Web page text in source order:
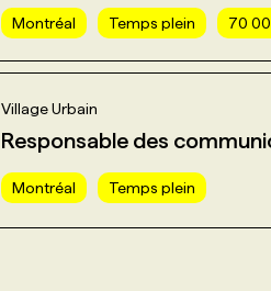
Montréal Temps plein 70
Village Urbain
Responsable des
Montréal Temps plein